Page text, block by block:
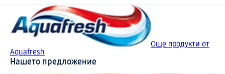
Още продукти от
Aquafresh
Нашето предложение